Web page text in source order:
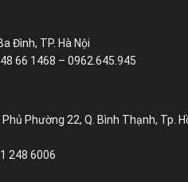
Đình, TP. Hà Nội
66 1468 – 0962.645.945
Phường 22, Q. Bình Thạnh, Tp.
248 6006